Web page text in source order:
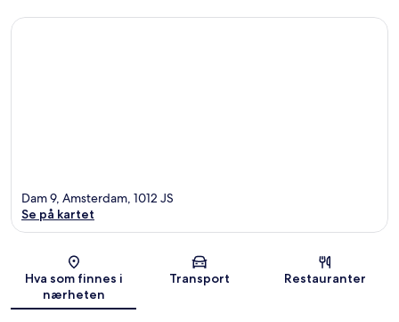
Kart
Dam 9, Amsterdam, 1012 JS
Se på kartet
Hva som finnes i
nærheten
Transport Restauranter